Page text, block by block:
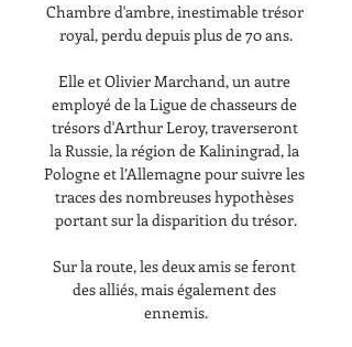
Chambre d'ambre, inestimable trésor
royal, perdu depuis plus de 70 ans.
Elle et Olivier Marchand, un autre
employé de la Ligue de chasseurs de
trésors d'Arthur Leroy, traverseront
la Russie, la région de Kaliningrad, la
Pologne et l’Allemagne pour suivre les
traces des nombreuses hypothèses
portant sur la disparition du trésor.
Sur la route, les deux amis se feront
des alliés, mais également des
ennemis.